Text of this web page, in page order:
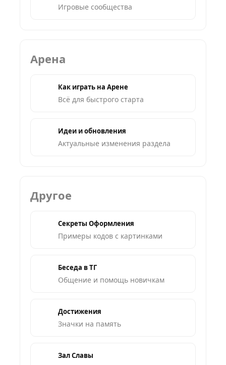
Игровые сообщества
Арена
Как играть на Арене
Всё для быстрого старта
Идеи и обновления
Актуальные изменения раздела
Другое
Секреты Оформления
Примеры кодов с картинками
Беседа в ТГ
Общение и помощь новичкам
Достижения
Значки на память
Зал Славы